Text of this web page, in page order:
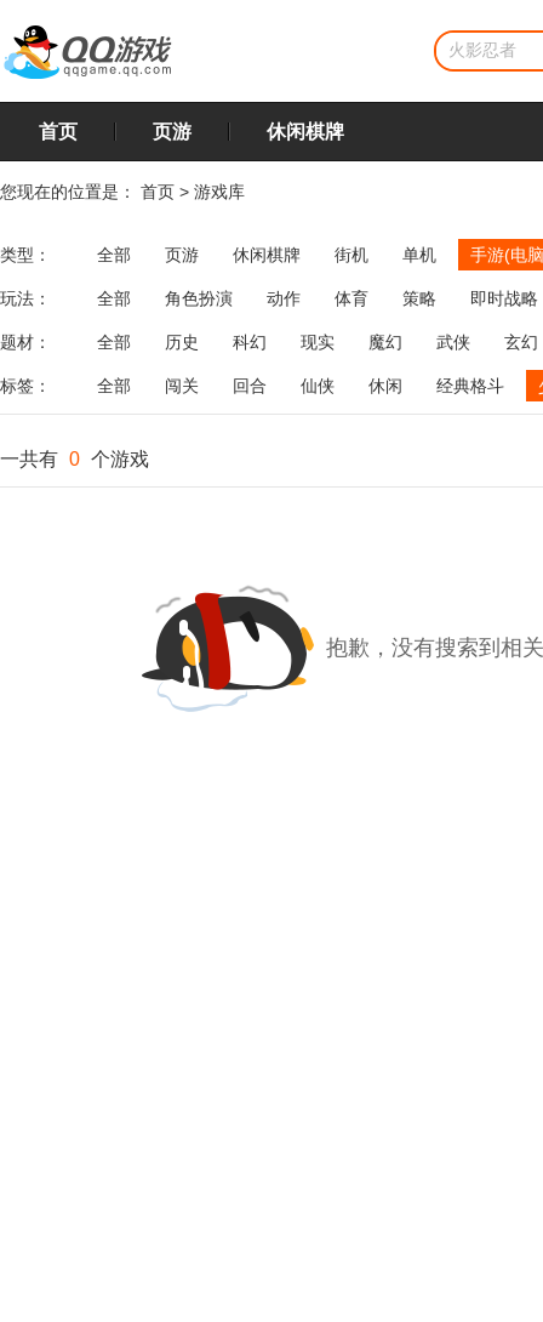
首页 页游 休闲棋牌
您现在的位置是： 首页 > 游戏库
类型： 全部 页游 休闲棋牌 街机 单机 手游(电
玩法： 全部 角色扮演 动作 体育 策略
即时战略
飞行
恋爱 第三人称射击 棋类 牌类 麻将
题材： 全部 历史 科幻 现实 魔幻 武侠 玄幻
标签： 全部 闯关 回合 仙侠 休闲 经典格斗
一共有 0 个游戏
抱歉，没有搜索到相